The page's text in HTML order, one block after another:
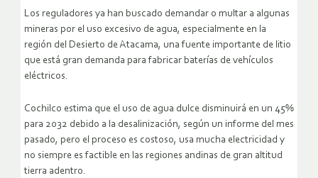
Los reguladores ya han buscado demandar o multar a algunas
mineras por el uso excesivo de agua, especialmente en la
región del Desierto de Atacama, una fuente importante de litio
que está gran demanda para fabricar baterías de vehículos
eléctricos.
Cochilco estima que el uso de agua dulce disminuirá en un 45%
para 2032 debido a la desalinización, según un informe del mes
pasado, pero el proceso es costoso, usa mucha electricidad y
no siempre es factible en las regiones andinas de gran altitud
tierra adentro.